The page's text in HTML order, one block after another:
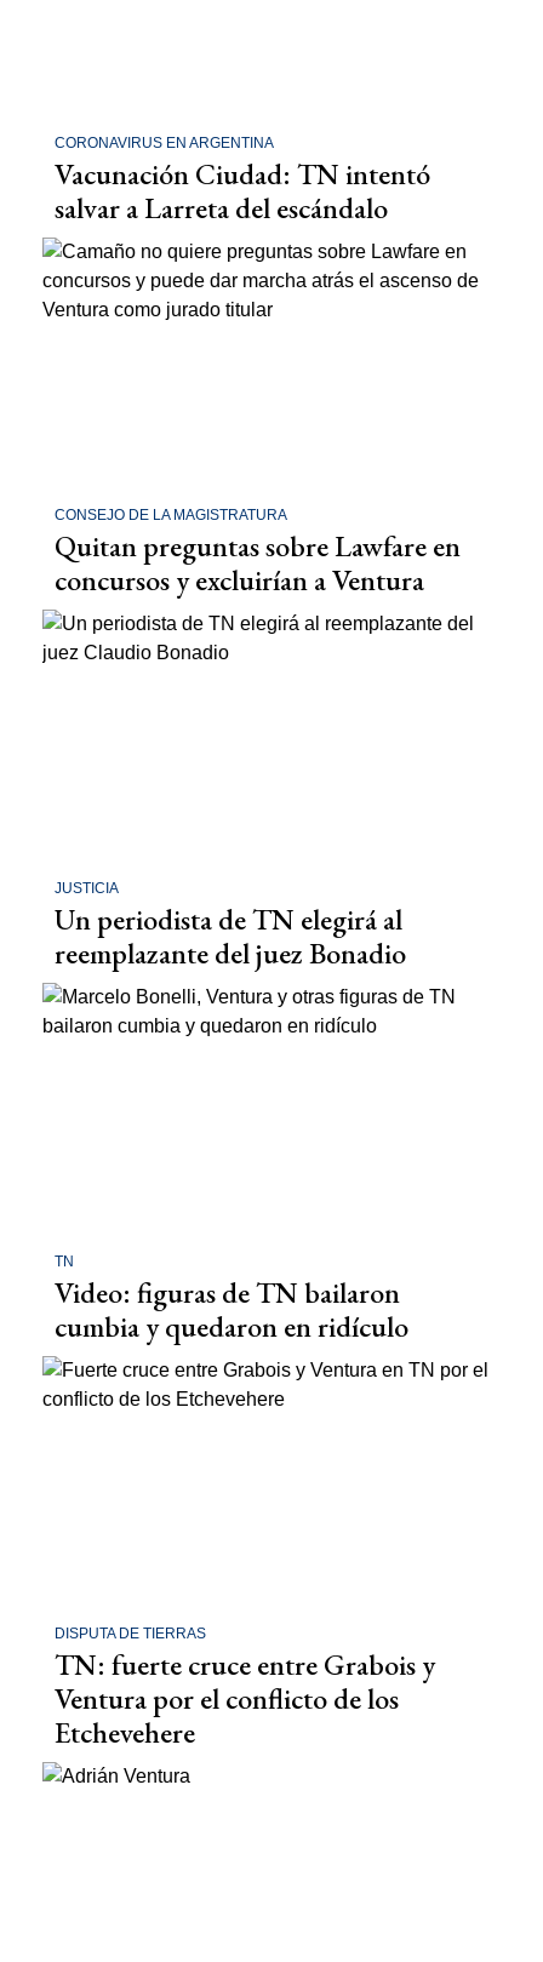
CORONAVIRUS EN ARGENTINA
Vacunación Ciudad: TN intentó
salvar a Larreta del escándalo
CONSEJO DE LA MAGISTRATURA
Quitan preguntas sobre Lawfare en
concursos y excluirían a Ventura
JUSTICIA
Un periodista de TN elegirá al
reemplazante del juez Bonadio
TN
Video: figuras de TN bailaron
cumbia y quedaron en ridículo
DISPUTA DE TIERRAS
TN: fuerte cruce entre Grabois y
Ventura por el conflicto de los
Etchevehere